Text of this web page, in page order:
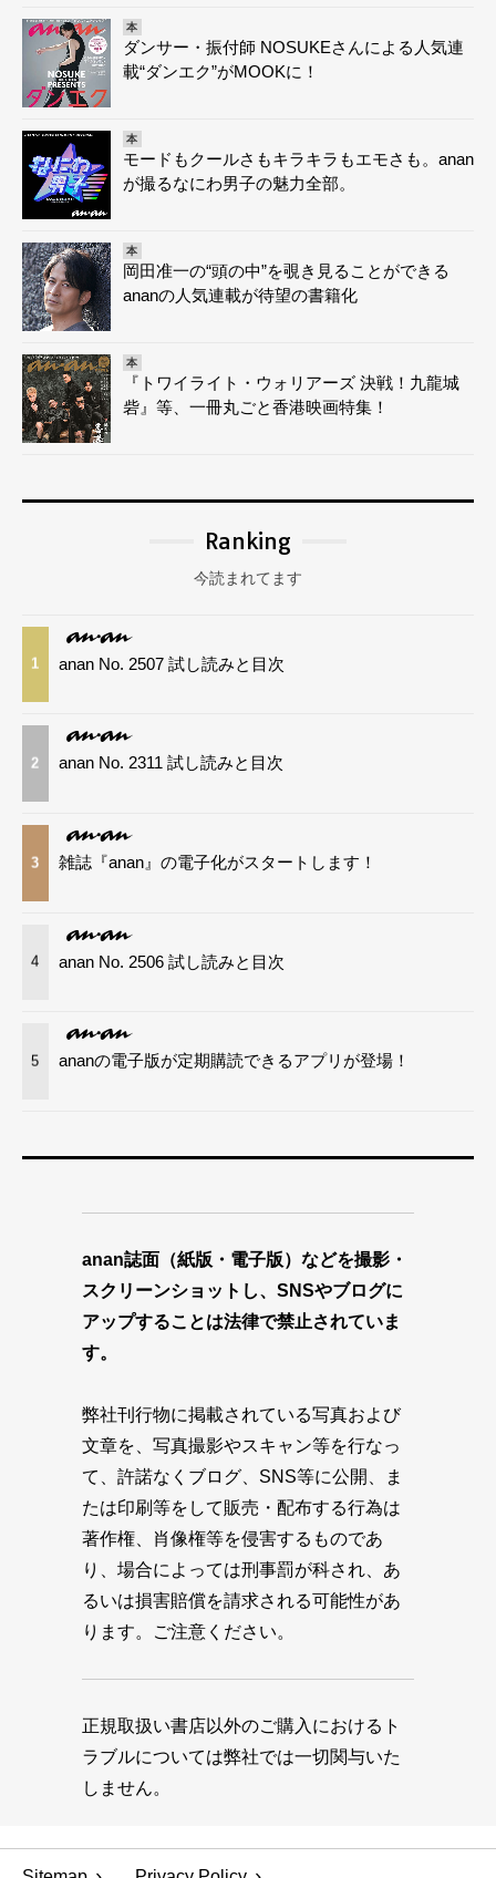
本
ダンサー・振付師 NOSUKEさんによる人気連
載“ダンエク”がMOOKに！
本
モードもクールさもキラキラもエモさも。anan
が撮るなにわ男子の魅力全部。
本
岡田准一の“頭の中”を覗き見ることができる
ananの人気連載が待望の書籍化
本
『トワイライト・ウォリアーズ 決戦！九龍城
砦』等、一冊丸ごと香港映画特集！
Ranking
今読まれてます
1 anan No. 2507 試し読みと目次
2 anan No. 2311 試し読みと目次
3 雑誌『anan』の電子化がスタートします！
4 anan No. 2506 試し読みと目次
5 ananの電子版が定期購読できるアプリが登場！
anan誌面（紙版・電子版）などを撮影・
スクリーンショットし、SNSやブログに
アップすることは法律で禁止されていま
す。
弊社刊行物に掲載されている写真および
文章を、写真撮影やスキャン等を行なっ
て、許諾なくブログ、SNS等に公開、ま
たは印刷等をして販売・配布する行為は
著作権、肖像権等を侵害するものであ
り、場合によっては刑事罰が科され、あ
るいは損害賠償を請求される可能性があ
ります。ご注意ください。
正規取扱い書店以外のご購入におけるト
ラブルについては弊社では一切関与いた
しません。